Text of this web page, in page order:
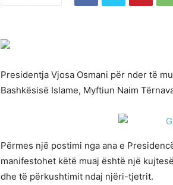
Presidentja Vjosa Osmani për nder të
Bashkësisë Islame, Myftiun Naim
Përmes një postimi nga ana e
manifestohet këtë muaj është një
dhe të përkushtimit ndaj njëri-tjetrit.